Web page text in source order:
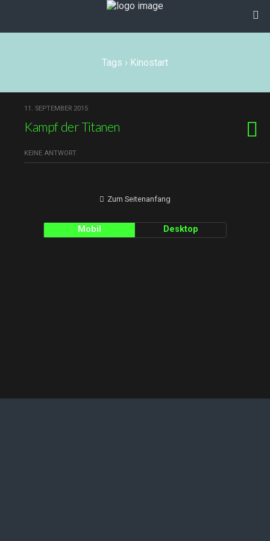
Tags › Kinostart
11. SEPTEMBER 2015
Kampf der Titanen
KEINE ANTWORT
Zum Seitenanfang
Mobil Desktop